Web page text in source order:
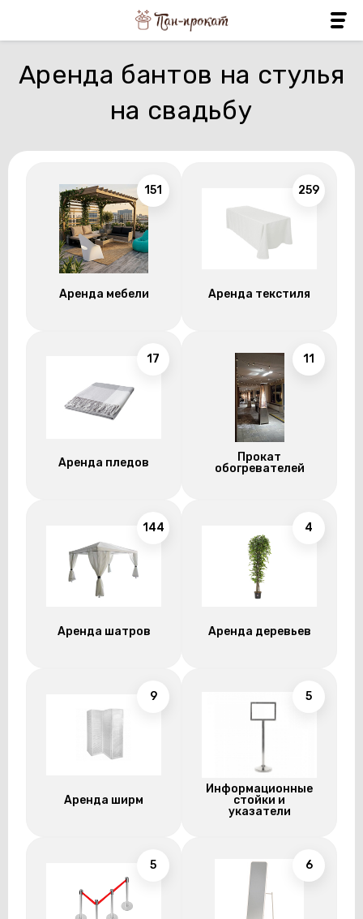
Аренда бантов на стулья
на свадьбу
151
Аренда мебели
259
Аренда текстиля
17
Аренда пледов
11
Прокат
обогревателей
144
Аренда шатров
4
Аренда деревьев
9
Аренда ширм
5
Информационные
стойки и
указатели
5 6